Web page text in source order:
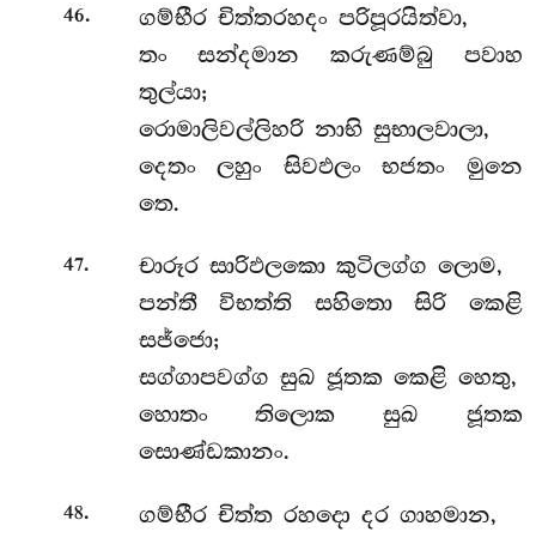
46.
ගම්භීර චිත්තරහදං පරිපූරයිත්වා,
තං සන්දමාන කරුණම්බු පවාහ
තුල්යා;
රොමාලිවල්ලිහරි නාභි සුභාලවාලා,
දෙතං ලහුං සිවඵලං භජතං මුනෙ
තෙ.
47.
චාරූර සාරිඵලකො කුටිලග්ග ලොම,
පන්තී විභත්ති සහිතො සිරි කෙළි
සජ්ජො;
සග්ගාපවග්ග සුඛ ජූතක කෙළි හෙතු,
හොතං තිලොක සුඛ ජූතක
සොණ්ඩකානං.
48.
ගම්භීර චිත්ත රහදො දර ගාහමාන,